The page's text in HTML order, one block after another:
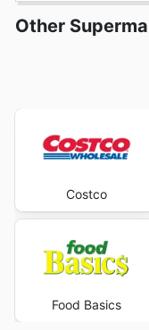
Other
Costco
Food Basics